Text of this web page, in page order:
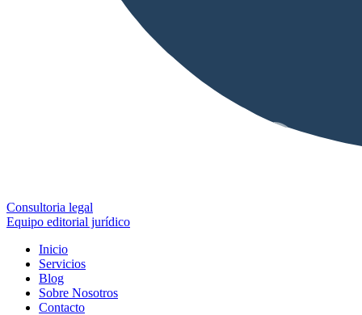
Consultoria legal
Equipo editorial jurídico
Inicio
Servicios
Blog
Sobre Nosotros
Contacto